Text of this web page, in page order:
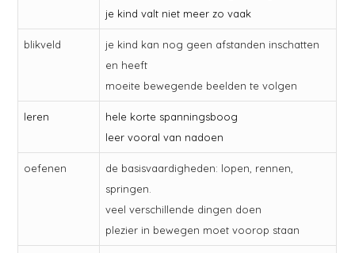
je kind valt niet meer zo vaak
blikveld
je kind kan nog geen afstanden inschatten
en heeft
moeite bewegende beelden te volgen
leren
hele korte spanningsboog
leer vooral van nadoen
oefenen
de basisvaardigheden: lopen, rennen,
springen.
veel verschillende dingen doen
plezier in bewegen moet voorop staan